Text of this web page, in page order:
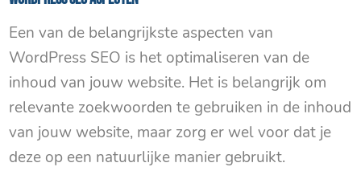
Een van de belangrijkste aspecten van
WordPress SEO is het optimaliseren van de
inhoud van jouw website. Het is belangrijk om
relevante zoekwoorden te gebruiken in de inhoud
van jouw website, maar zorg er wel voor dat je
deze op een natuurlijke manier gebruikt.